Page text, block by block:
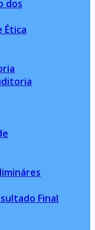
dos
Ética
Final